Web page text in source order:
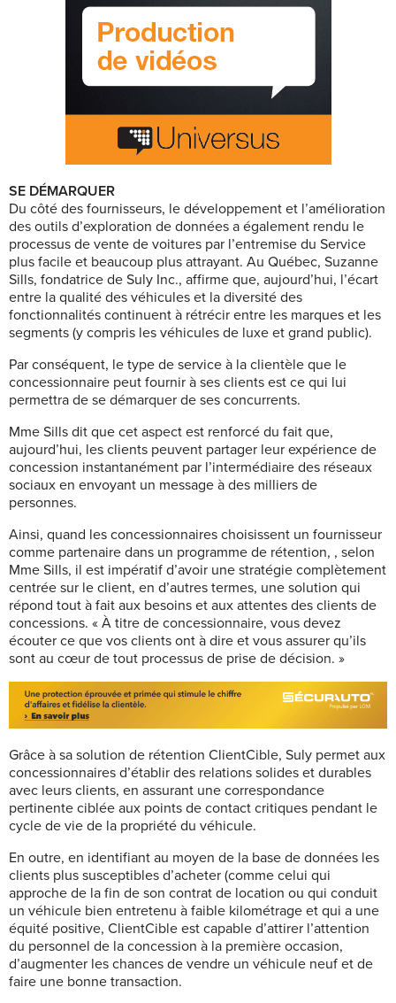
SE DÉMARQUER
Du côté des fournisseurs, le développement et l’amélioration
des outils d’exploration de données a également rendu le
processus de vente de voitures par l’entremise du Service
plus facile et beaucoup plus attrayant. Au Québec, Suzanne
Sills, fondatrice de Suly Inc., affirme que, aujourd’hui, l’écart
entre la qualité des véhicules et la diversité des
fonctionnalités continuent à rétrécir entre les marques et les
segments (y compris les véhicules de luxe et grand public).
Par conséquent, le type de service à la clientèle que le
concessionnaire peut fournir à ses clients est ce qui lui
permettra de se démarquer de ses concurrents.
Mme Sills dit que cet aspect est renforcé du fait que,
aujourd’hui, les clients peuvent partager leur expérience de
concession instantanément par l’intermédiaire des réseaux
sociaux en envoyant un message à des milliers de
personnes.
Ainsi, quand les concessionnaires choisissent un fournisseur
comme partenaire dans un programme de rétention, , selon
Mme Sills, il est impératif d’avoir une stratégie complètement
centrée sur le client, en d’autres termes, une solution qui
répond tout à fait aux besoins et aux attentes des clients de
concessions. « À titre de concessionnaire, vous devez
écouter ce que vos clients ont à dire et vous assurer qu’ils
sont au cœur de tout processus de prise de décision. »
Grâce à sa solution de rétention ClientCible, Suly permet aux
concessionnaires d’établir des relations solides et durables
avec leurs clients, en assurant une correspondance
pertinente ciblée aux points de contact critiques pendant le
cycle de vie de la propriété du véhicule.
En outre, en identifiant au moyen de la base de données les
clients plus susceptibles d’acheter (comme celui qui
approche de la fin de son contrat de location ou qui conduit
un véhicule bien entretenu à faible kilométrage et qui a une
équité positive, ClientCible est capable d’attirer l’attention
du personnel de la concession à la première occasion,
d’augmenter les chances de vendre un véhicule neuf et de
faire une bonne transaction.